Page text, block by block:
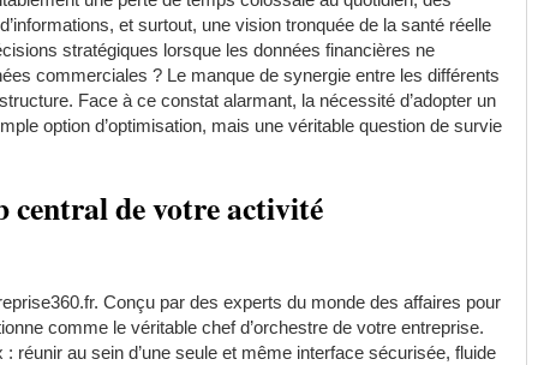
et surtout, une vision tronquée de la santé réelle
stratégiques lorsque les données financières ne
commerciales ? Le manque de synergie entre les différents
Face à ce constat alarmant, la nécessité d’adopter un
option d’optimisation, mais une véritable question de survie
de votre activité
Conçu par des experts du monde des affaires pour
comme le véritable chef d’orchestre de votre entreprise.
réunir au sein d’une seule et même interface sécurisée, fluide